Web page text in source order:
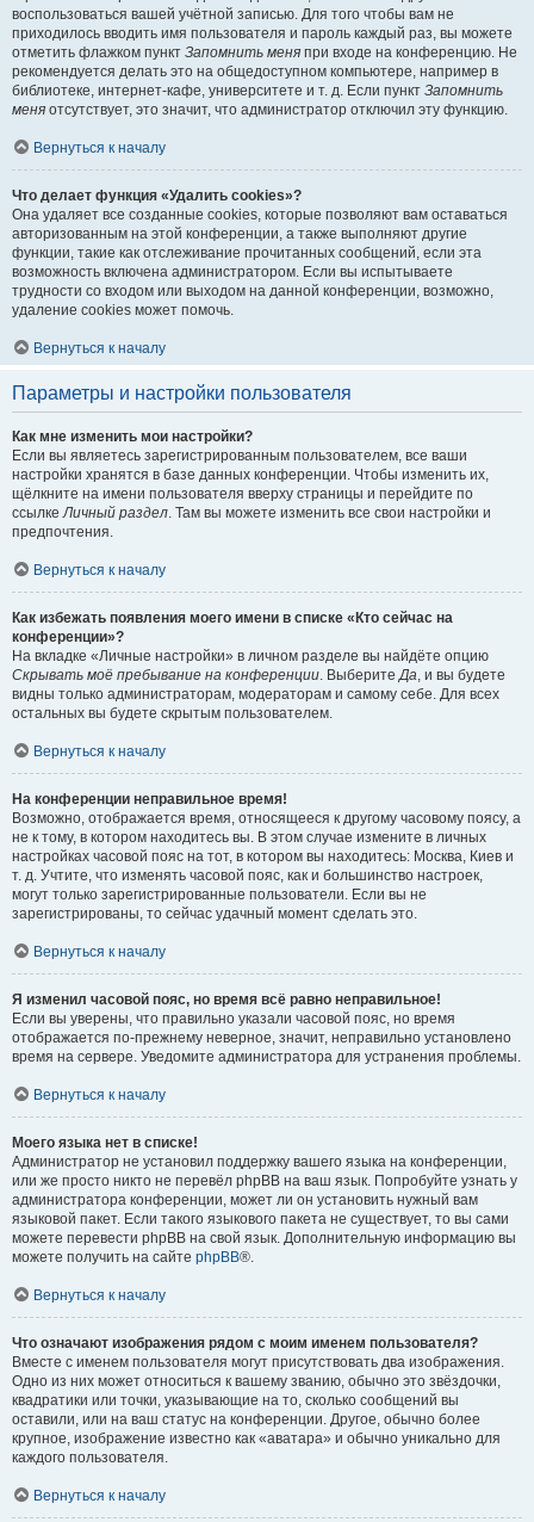
воспользоваться вашей учётной записью. Для того чтобы вам не
приходилось вводить имя пользователя и пароль каждый раз, вы можете
отметить флажком пункт Запомнить меня при входе на конференцию. Не
рекомендуется делать это на общедоступном компьютере, например в
библиотеке, интернет-кафе, университете и т. д. Если пункт Запомнить
меня отсутствует, это значит, что администратор отключил эту функцию.
Вернуться к началу
Что делает функция «Удалить cookies»?
Она удаляет все созданные cookies, которые позволяют вам оставаться
авторизованным на этой конференции, а также выполняют другие
функции, такие как отслеживание прочитанных сообщений, если эта
возможность включена администратором. Если вы испытываете
трудности со входом или выходом на данной конференции, возможно,
удаление cookies может помочь.
Вернуться к началу
Параметры и настройки пользователя
Как мне изменить мои настройки?
Если вы являетесь зарегистрированным пользователем, все ваши
настройки хранятся в базе данных конференции. Чтобы изменить их,
щёлкните на имени пользователя вверху страницы и перейдите по
ссылкеЛичный раздел. Там вы можете изменить все свои настройки и
предпочтения.
Вернуться к началу
Как избежать появления моего имени в списке «Кто сейчас на
конференции»?
На вкладке «Личные настройки» в личном разделе вы найдёте опцию
Скрывать моё пребывание на конференции. ВыберитеДа, и вы будете
видны только администраторам, модераторам и самому себе. Для всех
остальных вы будете скрытым пользователем.
Вернуться к началу
На конференции неправильное время!
Возможно, отображается время, относящееся к другому часовому поясу, а
не к тому, в котором находитесь вы. В этом случае измените в личных
настройках часовой пояс на тот, в котором вы находитесь: Москва, Киев и
т. д. Учтите, что изменять часовой пояс, как и большинство настроек,
могут только зарегистрированные пользователи. Если вы не
зарегистрированы, то сейчас удачный момент сделать это.
Вернуться к началу
Я изменил часовой пояс, но время всё равно неправильное!
Если вы уверены, что правильно указали часовой пояс, но время
отображается по-прежнему неверное, значит, неправильно установлено
время на сервере. Уведомите администратора для устранения проблемы.
Вернуться к началу
Моего языка нет в списке!
Администратор не установил поддержку вашего языка на конференции,
или же просто никто не перевёл phpBB на ваш язык. Попробуйте узнать у
администратора конференции, может ли он установить нужный вам
языковой пакет. Если такого языкового пакета не существует, то вы сами
можете перевести phpBB на свой язык. Дополнительную информацию вы
можете получить на сайте phpBB®.
Вернуться к началу
Что означают изображения рядом с моим именем пользователя?
Вместе с именем пользователя могут присутствовать два изображения.
Одно из них может относиться к вашему званию, обычно это звёздочки,
квадратики или точки, указывающие на то, сколько сообщений вы
оставили, или на ваш статус на конференции. Другое, обычно более
крупное, изображение известно как «аватара» и обычно уникально для
каждого пользователя.
Вернуться к началу